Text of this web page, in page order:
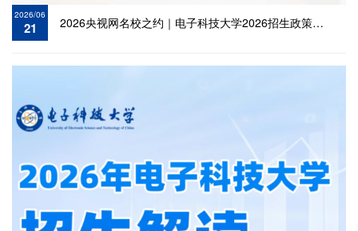
2026/06
21 2026央视网名校之约｜电子科技大学2026招生政策：以“电